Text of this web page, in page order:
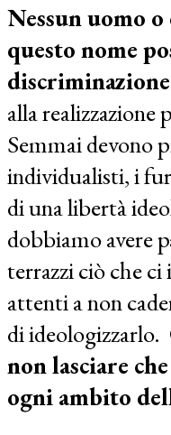
Nessun uomo
questo nome
alla realizzazione
Semmai devono
individualisti, i
di una libertà
dobbiamo avere
terrazzi ciò che ci
attenti a non
di ideologizzarlo.
non lasciare
ogni ambito